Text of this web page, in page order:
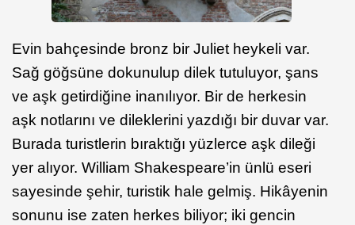
Evin bahçesinde bronz bir Juliet heykeli var.
Sağ göğsüne dokunulup dilek tutuluyor, şans
ve aşk getirdiğine inanılıyor. Bir de herkesin
aşk notlarını ve dileklerini yazdığı bir duvar var.
Burada turistlerin bıraktığı yüzlerce aşk dileği
yer alıyor. William Shakespeare’in ünlü eseri
sayesinde şehir, turistik hale gelmiş. Hikâyenin
sonunu ise zaten herkes biliyor; iki gencin